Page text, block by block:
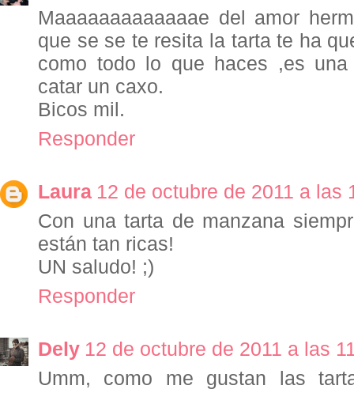
Maaaaaaaaaaaaae del amor
que se se te resita la tarta te ha
como todo lo que haces ,es
catar un caxo.
Bicos mil.
Responder
Laura 12 de octubre de 2011 a las
Con una tarta de manzana
están tan ricas!
UN saludo! ;)
Responder
Dely 12 de octubre de 2011 a las
Umm, como me gustan las